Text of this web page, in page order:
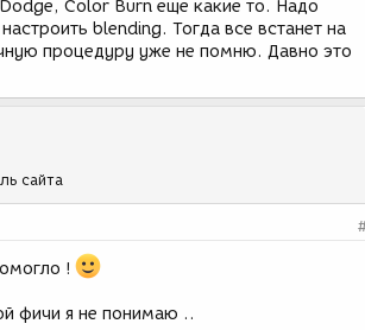
Color Burn еще какие то. Надо
blending. Тогда все встанет на
процедуру уже не помню. Давно это
сайта
!
фичи я не понимаю ..